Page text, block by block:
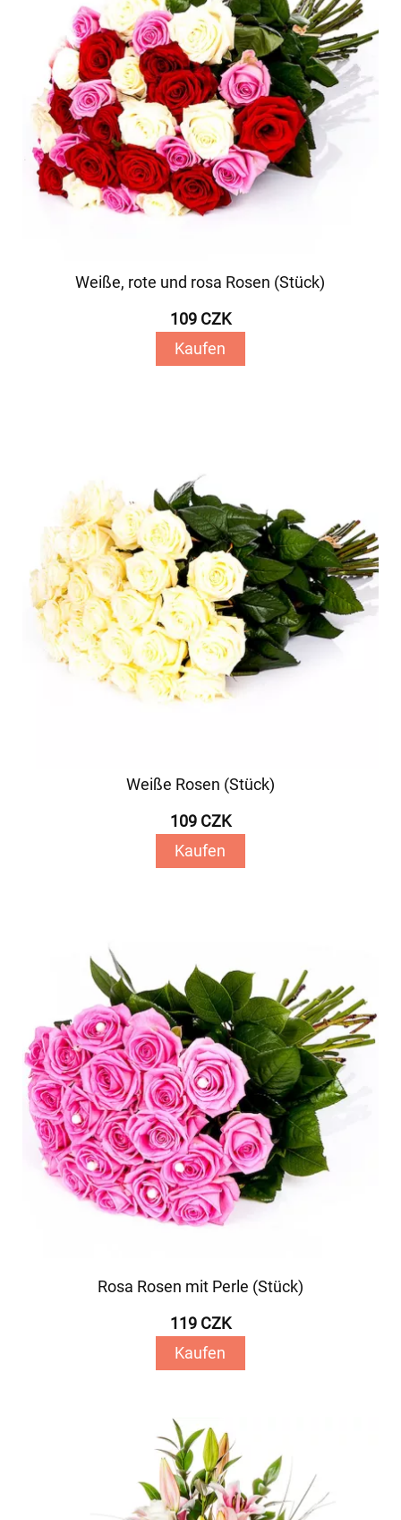
Weiße, rote und rosa Rosen (Stück)
109 CZK
Kaufen
Weiße Rosen (Stück)
109 CZK
Kaufen
Rosa Rosen mit Perle (Stück)
119 CZK
Kaufen